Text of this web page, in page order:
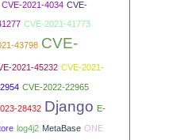
CVE-2021-4034 CVE-
CVE-2021-41773
43798 CVE-
2021-45232 CVE-2021-
CVE-2022-22965
28432 Django E-
log4j2 MetaBase ONE